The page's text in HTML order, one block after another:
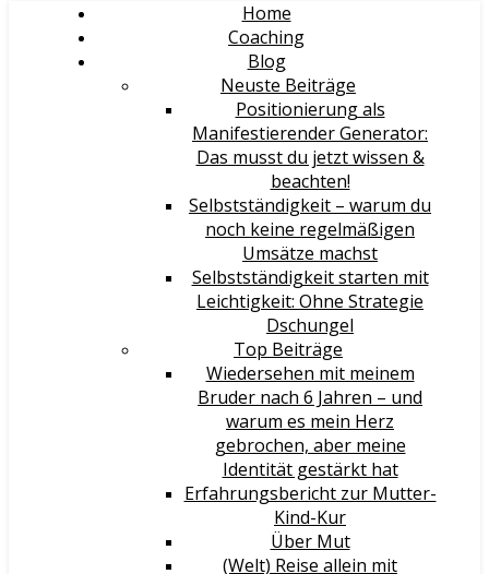
Home
Coaching
Blog
Neuste Beiträge
Positionierung als
Manifestierender Generator:
Das musst du jetzt wissen &
beachten!
Selbstständigkeit – warum du
noch keine regelmäßigen
Umsätze machst
Selbstständigkeit starten mit
Leichtigkeit: Ohne Strategie
Dschungel
Top Beiträge
Wiedersehen mit meinem
Bruder nach 6 Jahren – und
warum es mein Herz
gebrochen, aber meine
Identität gestärkt hat
Erfahrungsbericht zur Mutter-
Kind-Kur
Über Mut
(Welt) Reise allein mit